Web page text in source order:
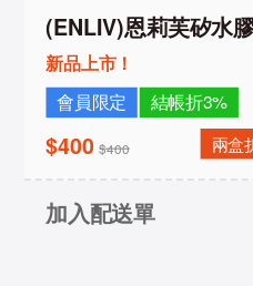
(ENLIV)恩莉芙矽水
日拋10片裝-亮采系列
新品上市！
會員限定 結帳折3%
$400 $400 兩盒
加入配送單